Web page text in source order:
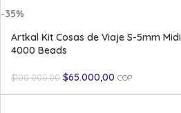
-35%
Artkal Kit Cosas de Viaje S-5mm Midi
4000 Beads
$100.000,00 $65.000,00 COP